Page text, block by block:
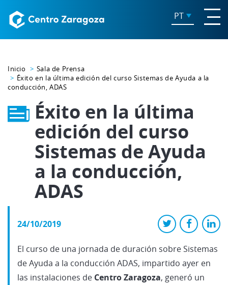
PT
Inicio
Sala de Prensa
Éxito en la última edición del curso Sistemas de Ayuda a la
conducción, ADAS
Éxito en la última
edición del curso
Sistemas de Ayuda
a la conducción,
ADAS
24/10/2019
El curso de una jornada de duración sobre Sistemas
de Ayuda a la conducción ADAS, impartido ayer en
las instalaciones de Centro Zaragoza, generó un